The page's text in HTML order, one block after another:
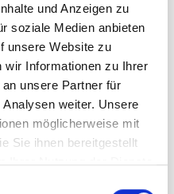
und Anzeigen zu
soziale Medien anbieten
unsere Website zu
wir Informationen zu Ihrer
unsere Partner für
weiter. Unsere
möglicherweise mit
Sie ihnen bereitgestellt
Ihrer Nutzung der Dienste